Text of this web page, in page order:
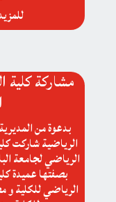
مشاركة كلية
بدعوة من
الرياضية شاركت
بصفتها عميدة
الرياضي للكلية و